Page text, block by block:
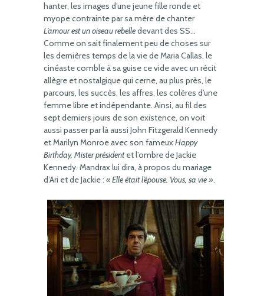
hanter, les images d’une jeune fille ronde et
myope contrainte par sa mère de chanter
L’amour est un oiseau rebelledevant des SS…
Comme on sait finalement peu de choses sur
les dernières temps de la vie de Maria Callas, le
cinéaste comble à sa guise ce vide avec un récit
allègre et nostalgique qui cerne, au plus près, le
parcours, les succès, les affres, les colères d’une
femme libre et indépendante. Ainsi, au fil des
sept derniers jours de son existence, on voit
aussi passer par là aussi John Fitzgerald Kennedy
et Marilyn Monroe avec son fameuxHappy
Birthday, Mister présidentet l’ombre de Jackie
Kennedy. Mandrax lui dira, à propos du mariage
d’Ari et de Jackie : « Elle était l’épouse. Vous, sa vie ».